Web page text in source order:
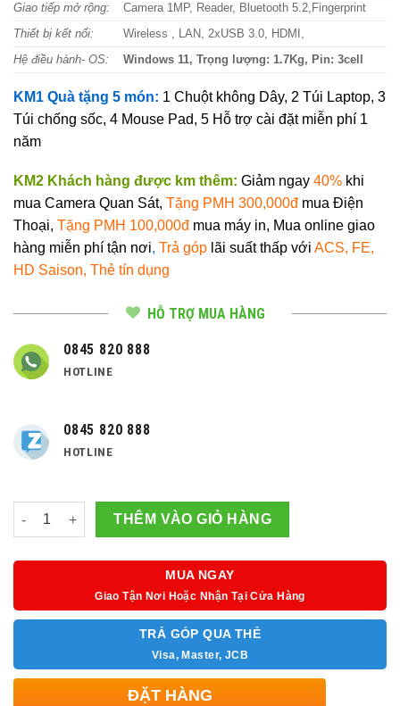
Giao tiếp mở rộng:
Camera 1MP, Reader, Bluetooth 5.2,Fingerprint
Thiết bị kết nối:
Wireless , LAN, 2xUSB 3.0, HDMI,
Hệ điều hành- OS:
Windows 11, Trọng lượng: 1.7Kg, Pin: 3cell
KM1 Quà tặng 5 món: 1 Chuột không Dây, 2 Túi Laptop, 3
Túi chống sốc, 4 Mouse Pad, 5 Hỗ trợ cài đặt miễn phí 1
năm
KM2 Khách hàng được km thêm: Giảm ngay 40% khi
mua Camera Quan Sát, Tặng PMH 300,000đ mua Điện
Thoại, Tặng PMH 100,000đ mua máy in, Mua online giao
hàng miễn phí tận nơi, Trả góp lãi suất thấp với ACS, FE,
HD Saison, Thẻ tín dụng
HỖ TRỢ MUA HÀNG
0845 820 888
HOTLINE
0845 820 888
HOTLINE
Số lượng
THÊM VÀO GIỎ HÀNG
MUA NGAY
Giao Tận Nơi Hoặc Nhận Tại Cửa Hàng
TRẢ GÓP QUA THẺ
Visa, Master, JCB
ĐẶT HÀNG